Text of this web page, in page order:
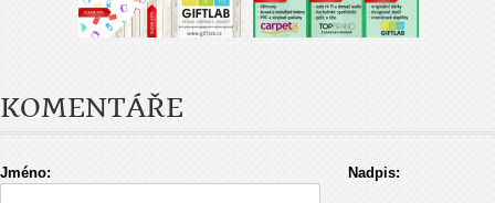
KOMENTÁŘE
Jméno: Nadpis: